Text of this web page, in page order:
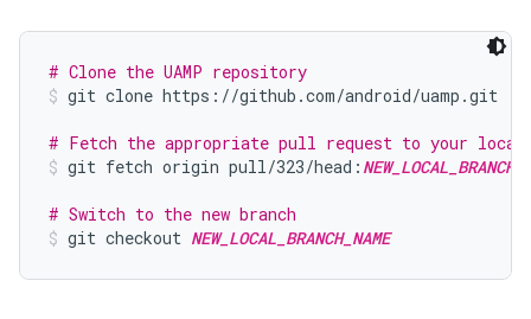
# Clone the UAMP repository
git clone https://github.com/android/uamp.git
# Fetch the appropriate pull request to your
git fetch origin pull/323/head:
# Switch to the new branch
git checkout NEW_LOCAL_BRANCH_NAME